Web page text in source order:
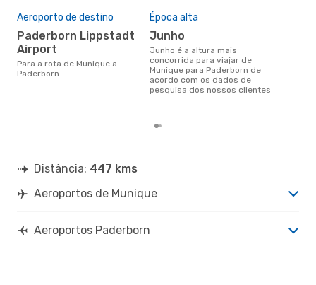
Aeroporto de destino
Paderborn Lippstadt
Airport
Para a rota de Munique a
Paderborn
Época alta
junho
junho é a altura mais
concorrida para viajar de
Munique para Paderborn de
acordo com os dados de
pesquisa dos nossos clientes
Distância: 447 kms
Aeroportos de Munique
Aeroportos Paderborn